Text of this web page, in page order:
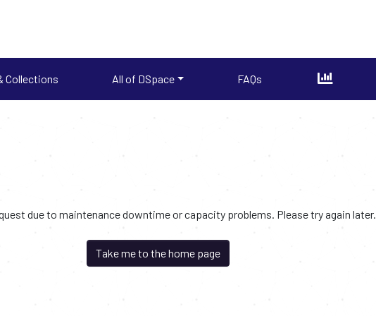
Collections All of DSpace FAQs
due to maintenance downtime or capacity problems. Please try again later.
Take me to the home page